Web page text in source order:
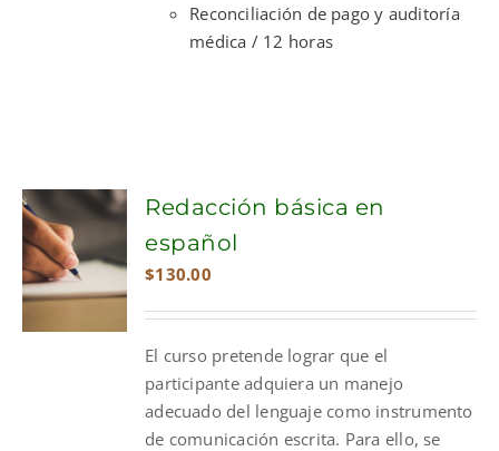
Reconciliación de pago y auditoría
médica / 12 horas
ADD TO
CART
Redacción básica en
español
$130.00
El curso pretende lograr que el
participante adquiera un manejo
adecuado del lenguaje como instrumento
de comunicación escrita. Para ello, se